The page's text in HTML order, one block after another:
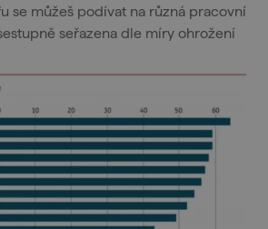
se můžeš podívat na různá pracovní
seřazena dle míry ohrožení